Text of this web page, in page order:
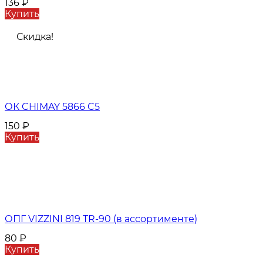
136 ₽
Купить
Скидка!
ОК CHIMAY 5866 C5
150 ₽
Купить
ОПГ VIZZINI 819 TR-90 (в ассортименте)
80 ₽
Купить